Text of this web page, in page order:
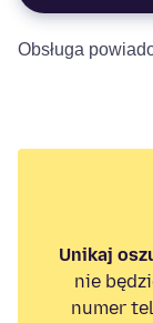
Obsługa
Unikaj
nie
numer